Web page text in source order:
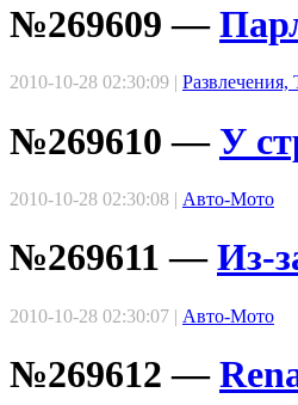
№269609 —
2010-10-28 02:30:09 | Развлечения,
№269610 —У
2010-10-28 02:30:08 | Авто-Мото
№269611 —Из-
2010-10-28 02:30:07 | Авто-Мото
№269612 —